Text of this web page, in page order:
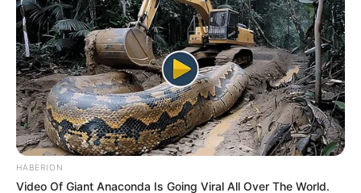
ΔΗΜΟΦΙΛΗ ΑΡΘΡΑ
HABERION
Video Of Giant Anaconda Is Going Viral All Over The World.